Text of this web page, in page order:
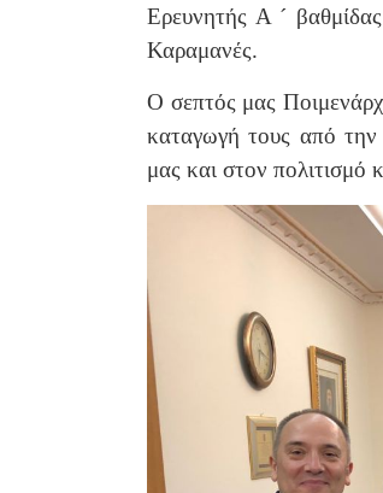
Ερευνητής Α ´
Καραμανές.
Ο σεπτός μας
καταγωγή τους από την
μας και στον πολιτισμό